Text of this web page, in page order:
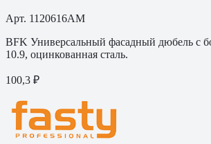
Арт. 1120616AM
BFK Универсальный фасадный дюбель с
10.9, оцинкованная сталь.
100,3 ₽